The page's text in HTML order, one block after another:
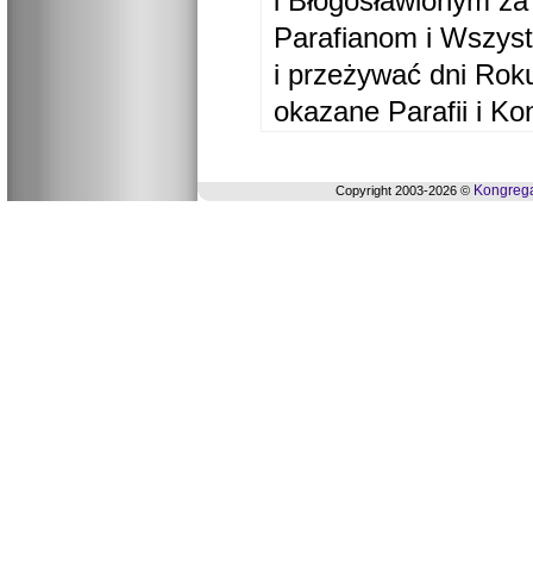
Parafianom i
i przeżywać dni
okazane Parafii i
Copyright 2003-2026 ©